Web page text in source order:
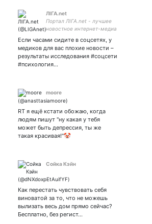
ЛІГА.net
Портал ЛІГА.net - лучшее
новостное интернет-медиа
Украины и мира.
Если часами сидите в соцсетях, у
медиков для вас плохие новости –
результаты исследования #соцсети
#психология…
moore
RT я ещё кстати обожаю, когда
людям пишут "ну какая у тебя
может быть депрессия, ты же
такая красивая!"🤡
Сойка Кэйн
Как перестать чувствовать себя
виноватой за то, что не можешь
вылизать весь дом прямо сейчас?
Бесплатно, без регист…